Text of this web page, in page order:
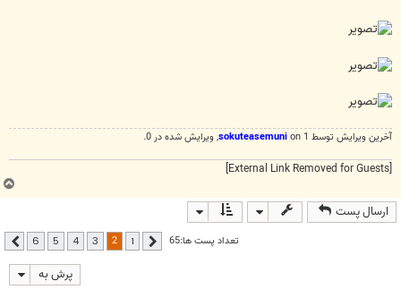
آخرین ويرايش توسط 1 on sokuteasemuni, ويرايش شده در 0.
ب
ا
ارسال پست
تعداد پست ها:65 قبلی 2
3
4
5
6 بعدی
پرش به